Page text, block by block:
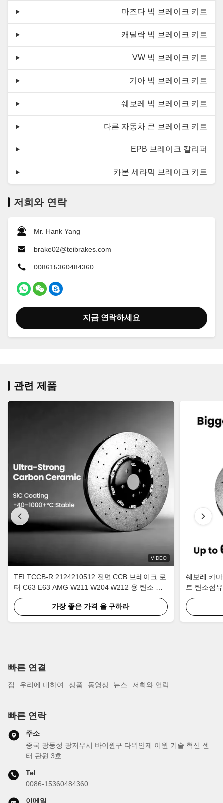
마즈다 빅 브레이크 키트
캐딜락 빅 브레이크 키트
VW 빅 브레이크 키트
기아 빅 브레이크 키트
쉐보레 빅 브레이크 키트
다른 자동차 큰 브레이크 키트
EPB 브레이크 칼리퍼
카본 세라믹 브레이크 키트
저희와 연락
Mr. Hank Yang
brake02@teibrakes.com
008615360484360
지금 연락하세요
관련 제품
VIDEO
TEI TCCB-R 2124210512 전면 CCB 브레이크 로
터 C63 E63 AMG W211 W204 W212 용 탄소 세
라믹 디스크
가장 좋은 가격 을 구하라
쉐보레 카
트 탄소섬
빠른 연결
집 우리에 대하여 상품 동영상 뉴스 저희와 연락
빠른 연락
주소
중국 광둥성 광저우시 바이윈구 다위안제 이윈 기술 혁신 센
터 관윈 3호
Tel
0086-15360484360
이메일